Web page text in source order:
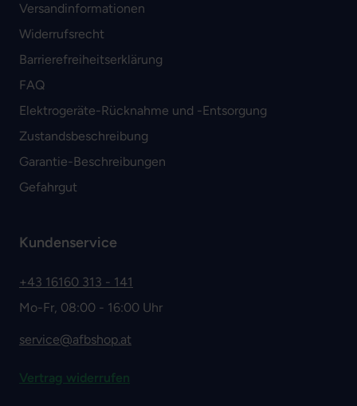
Versandinformationen
Widerrufsrecht
Barrierefreiheitserklärung
FAQ
Elektrogeräte-Rücknahme und -Entsorgung
Zustandsbeschreibung
Garantie-Beschreibungen
Gefahrgut
Kundenservice
+43 16160 313 - 141
Mo-Fr, 08:00 - 16:00 Uhr
service@afbshop.at
Vertrag widerrufen